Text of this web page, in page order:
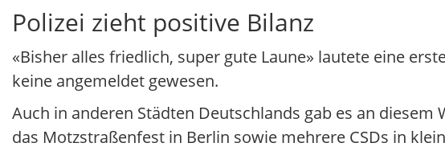
Polizei zieht positive Bilanz
«Bisher alles friedlich, super gute Laune» lautete eine
keine angemeldet gewesen.
Auch in anderen Städten Deutschlands gab es an
das Motzstraßenfest in Berlin sowie mehrere CSDs in